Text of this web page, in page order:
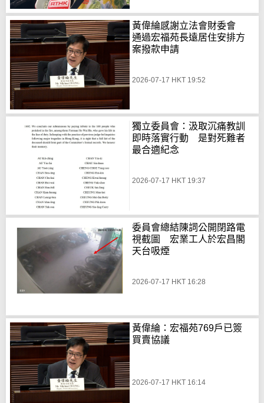
黃偉綸感謝立法會財委會
通過宏福苑長遠居住安排方
案撥款申請
2026-07-17 HKT 19:52
獨立委員會：汲取沉痛教訓
即時落實行動 是對死難者
最合適紀念
2026-07-17 HKT 19:37
委員會總結陳詞公開閉路電
視截圖 宏業工人於宏昌閣
天台吸煙
2026-07-17 HKT 16:28
黃偉綸：宏福苑769戶已簽
買賣協議
2026-07-17 HKT 16:14